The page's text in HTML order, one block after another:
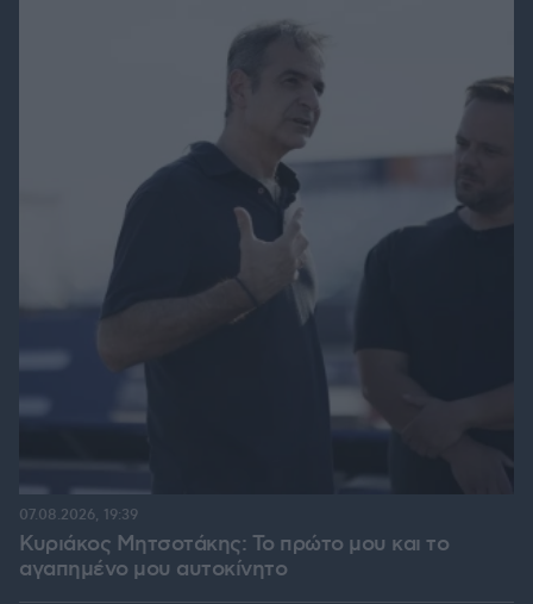
Κυριάκος Μητσοτάκης: Το πρώτο μου και το
αγαπημένο μου αυτοκίνητο
07.08.2026, 19:39